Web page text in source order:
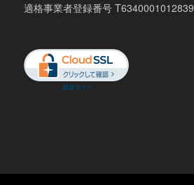
適格事業者登録番号 T6340001012839